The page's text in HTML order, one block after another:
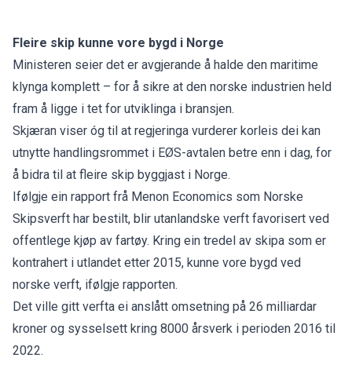
Fleire skip kunne vore bygd i Norge
Ministeren seier det er avgjerande å halde den maritime
klynga komplett – for å sikre at den norske industrien held
fram å ligge i tet for utviklinga i bransjen.
Skjæran viser óg til at regjeringa vurderer korleis dei kan
utnytte handlingsrommet i EØS-avtalen betre enn i dag, for
å bidra til at fleire skip byggjast i Norge.
Ifølgje ein rapport frå Menon Economics som Norske
Skipsverft har bestilt, blir utanlandske verft favorisert ved
offentlege kjøp av fartøy. Kring ein tredel av skipa som er
kontrahert i utlandet etter 2015, kunne vore bygd ved
norske verft, ifølgje rapporten.
Det ville gitt verfta ei anslått omsetning på 26 milliardar
kroner og sysselsett kring 8000 årsverk i perioden 2016 til
2022.